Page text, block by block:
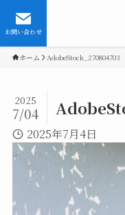
お問い合わせ
ホーム AdobeStock_270804703
2025
7/04
2025年7月4日